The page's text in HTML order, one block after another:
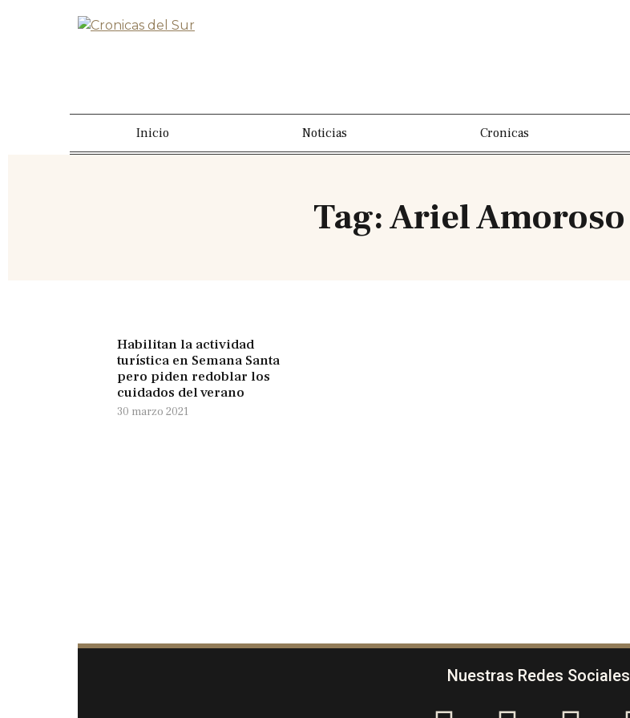
Inicio Noticias Cronicas
Tag: Ariel Amoroso
Habilitan la actividad
turística en Semana Santa
pero piden redoblar los
cuidados del verano
30 marzo 2021
Nuestras Redes Sociales